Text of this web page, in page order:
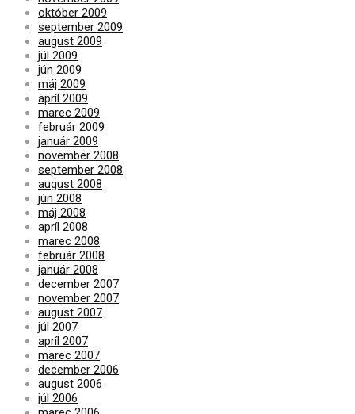
október 2009
september 2009
august 2009
júl 2009
jún 2009
máj 2009
apríl 2009
marec 2009
február 2009
január 2009
november 2008
september 2008
august 2008
jún 2008
máj 2008
apríl 2008
marec 2008
február 2008
január 2008
december 2007
november 2007
august 2007
júl 2007
apríl 2007
marec 2007
december 2006
august 2006
júl 2006